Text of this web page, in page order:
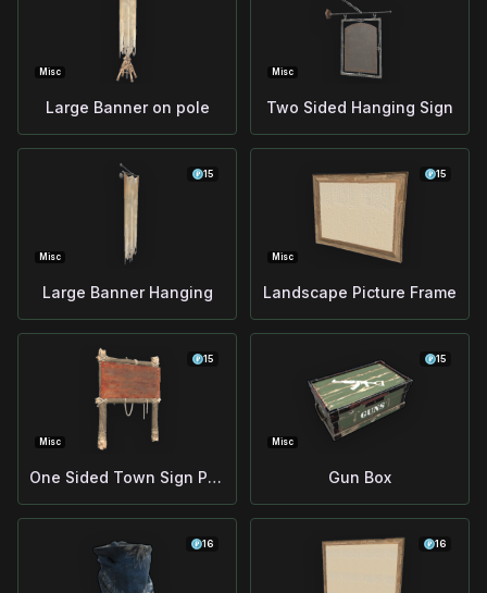
Misc
Large Banner on pole
Misc
Two Sided Hanging Sign
Misc
15
Large Banner Hanging
Misc
15
Landscape Picture Frame
Misc
15
One Sided Town Sign Post
Misc
15
Gun Box
16 16